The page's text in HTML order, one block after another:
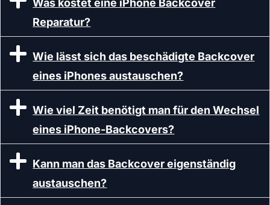
Was kostet eine iPhone Backcover
Reparatur?
Wie lässt sich das beschädigte Backcover
eines iPhones austauschen?
Wie viel Zeit benötigt man für den Wechsel
eines iPhone-Backcovers?
Kann man das Backcover eigenständig
austauschen?